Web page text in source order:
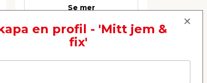
Se mer
en profil - 'Mitt jem &
fix'